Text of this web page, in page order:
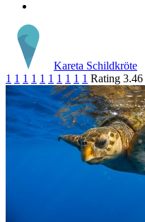
Kareta Schildkröte
1 1 1 1 1 1 1 1 1 1 Rating